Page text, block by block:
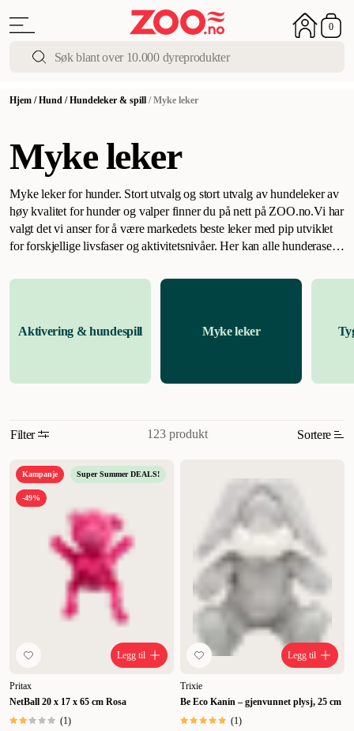
0
Hjem /Hund /Hundeleker & spill /Myke leker
Myke leker
Myke leker for hunder. Stort utvalg og stort utvalg av hundeleker av
høy kvalitet for hunder og valper finner du på nett på ZOO.no.Vi har
valgt det vi anser for å være markedets beste leker med pip utviklet
for forskjellige livsfaser og aktivitetsnivåer. Her kan alle hunderaser,
eller uten fyll og tut er morsomme og ofte verdsatte elementer i
materialer som føles interessante i munnen, og velg mellom lekne og
Aktivering & hundespill Myke leker
Filter 123 produkt Sortere
Mest relevant
Nytt
Høyest pris
Lavest pris
Tilbud
Kampanje Super Summer DEALS!
-49%
Legg til
Pritax
NetBall 20 x 17 x 65 cm Rosa
(1)
Legg til
Trixie
Be Eco Kanin – gjenvunnet plysj, 25 cm
(1)